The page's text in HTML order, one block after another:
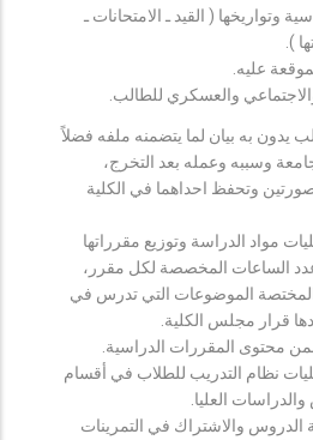
وتواريخها ( القيد ـ الامتحانات ـ
).
عليه.
والعسكري للطالب.
به بيان لما يتضمنه ملفه فضلاً
وسببه وعمله بعد التخرج،
وتحفظ احداهما في الكلية
مواد الدراسة وتوزيع مقرراتها
الساعات المخصصة لكل مقرر،
الموضوعات التي تدرس في
قرار مجلس الكلية.
محتوى المقررات الدراسية.
نظام التدريب للطلاب في أقسام
العليا.
والاشتراك في التمرينات